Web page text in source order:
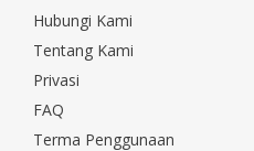
Hubungi Kami
Tentang Kami
Privasi
FAQ
Terma Penggunaan